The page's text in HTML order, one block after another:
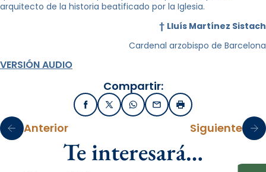
arquitecto de la historia beatificado por la Iglesia.
† Lluís Martínez Sistach
Cardenal arzobispo de Barcelona
VERSIÓN AUDIO
Compartir:
FacebookX / TwitterWhatsApp
EmailImprimir
Anterior Siguiente
Te interesará…